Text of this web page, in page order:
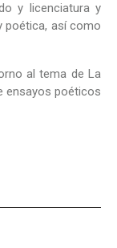
y licenciatura y
poética, así como
al tema de La
ensayos poéticos